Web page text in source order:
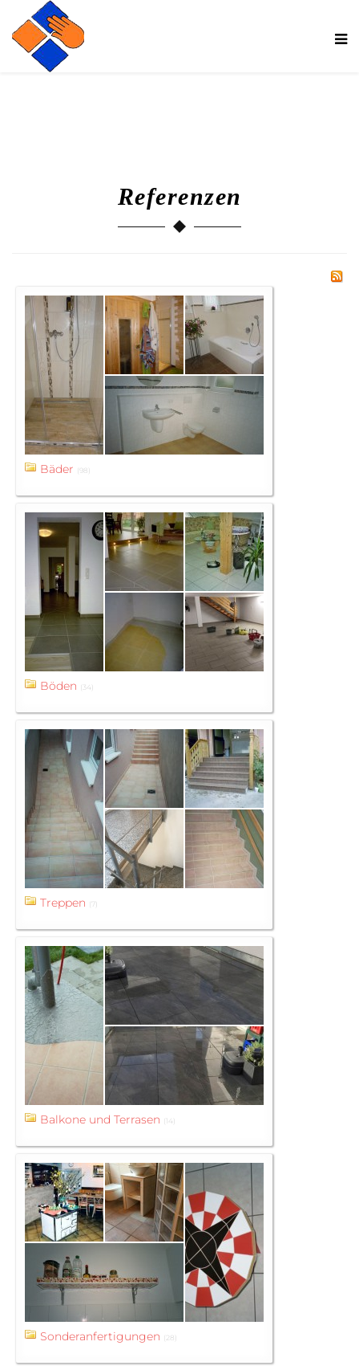
Referenzen
Bäder (98)
Böden (34)
Treppen (7)
Balkone und Terrasen (14)
Sonderanfertigungen (28)